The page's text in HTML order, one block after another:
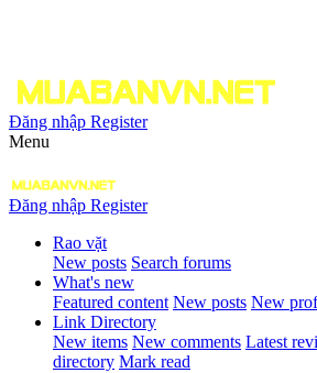
Đăng nhập Register
Menu
Đăng nhập Register
Rao vặt
New posts Search forums
What's new
Featured content New posts New
Link Directory
New items New comments Latest
directory Mark read